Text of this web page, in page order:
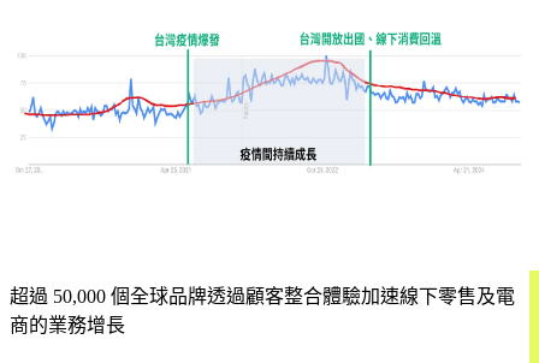
超過 50,000 個全球品牌透過顧客整合體驗加速線下零售及電
商的業務增長